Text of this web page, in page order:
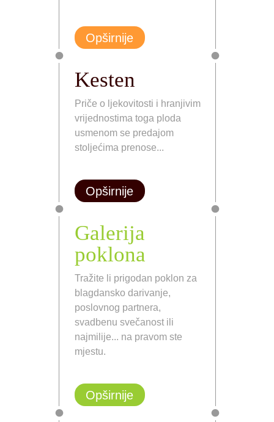
Opširnije
Kesten
Priče o ljekovitosti i hranjivim
vrijednostima toga ploda
usmenom se predajom
stoljećima prenose...
Opširnije
Galerija
poklona
Tražite li prigodan poklon za
blagdansko darivanje,
poslovnog partnera,
svadbenu svečanost ili
najmilije... na pravom ste
mjestu.
Opširnije